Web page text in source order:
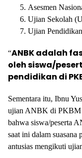
Asesmen
Ujian Sekolah
Ujian
“ANBK adalah
oleh siswa/
pendidikan di
Sementara itu, Ibnu
ujian ANBK di PKBM
bahwa siswa/peserta
saat ini dalam suasana
antusias mengikuti